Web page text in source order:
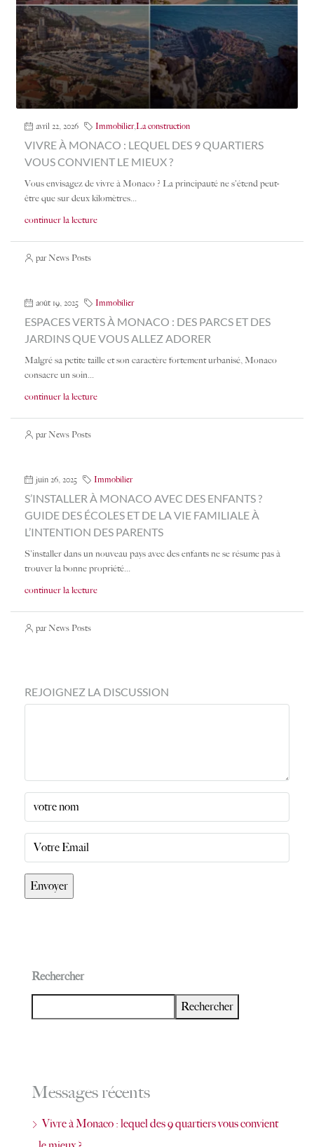
avril 22, 2026 Immobilier,La construction
VIVRE À MONACO : LEQUEL DES 9 QUARTIERS
VOUS CONVIENT LE MIEUX ?
Vous envisagez de vivre à Monaco ? La principauté ne s'étend peut-
être que sur deux kilomètres...
continuer la lecture
par News Posts
août 19, 2025 Immobilier
ESPACES VERTS À MONACO : DES PARCS ET DES
JARDINS QUE VOUS ALLEZ ADORER
Malgré sa petite taille et son caractère fortement urbanisé, Monaco
consacre un soin...
continuer la lecture
par News Posts
juin 26, 2025 Immobilier
S’INSTALLER À MONACO AVEC DES ENFANTS ?
GUIDE DES ÉCOLES ET DE LA VIE FAMILIALE À
L’INTENTION DES PARENTS
S'installer dans un nouveau pays avec des enfants ne se résume pas à
trouver la bonne propriété...
continuer la lecture
par News Posts
REJOIGNEZ LA DISCUSSION
Rechercher
Rechercher
Messages récents
Vivre à Monaco : lequel des 9 quartiers vous convient